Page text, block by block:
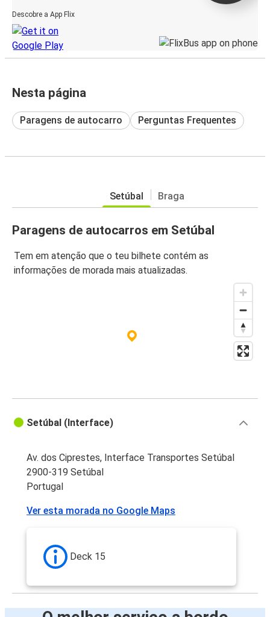
Descobre a App Flix
Nesta página
Paragens de autocarro Perguntas Frequentes
Setúbal Braga
Paragens de autocarros em Setúbal
Tem em atenção que o teu bilhete contém as
informações de morada mais atualizadas.
Setúbal (Interface)
Av. dos Ciprestes, Interface Transportes Setúbal
2900-319 Setúbal
Portugal
Ver esta morada no Google Maps
Deck 15